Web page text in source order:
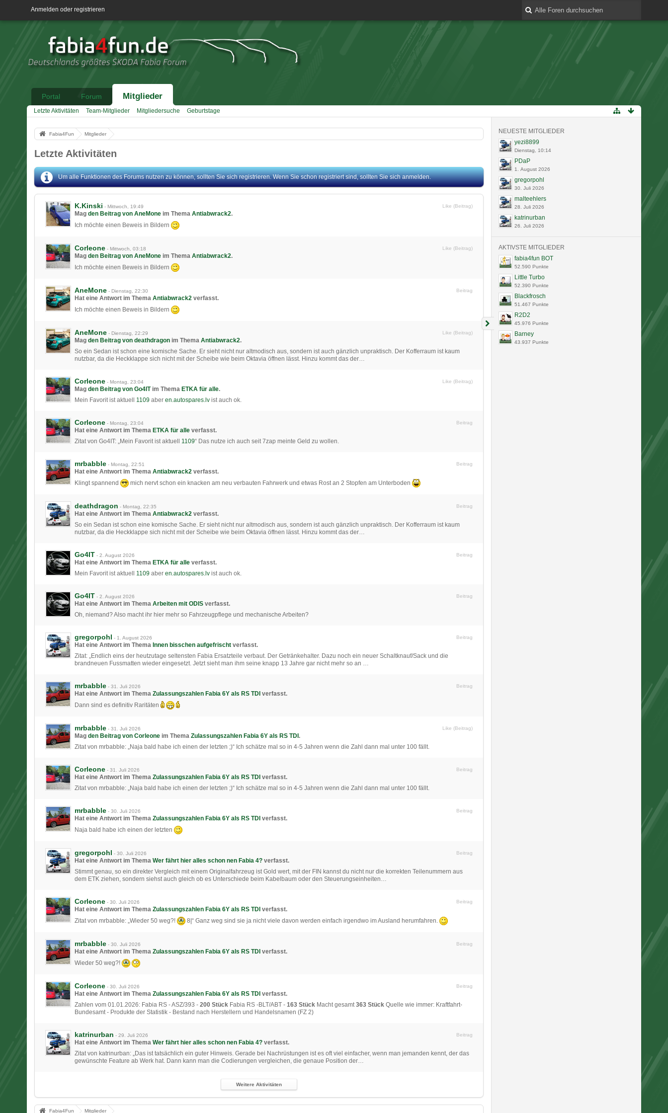
Anmelden oder registrieren
Portal Forum Mitglieder
Letzte Aktivitäten Team-Mitglieder Mitgliedersuche Geburtstage
Fabia4Fun Mitglieder
Letzte Aktivitäten
Um alle Funktionen des Forums nutzen zu können, sollten Sie sich registrieren. Wenn Sie schon registriert sind, sollten Sie sich anmelden.
K.Kinski - Mittwoch, 19:49
Mag den Beitrag von AneMoneim Thema Antiabwrack2.
Like (Beitrag)
Ich möchte einen Beweis in Bildern
Corleone- Mittwoch, 03:18
Mag den Beitrag von AneMoneim Thema Antiabwrack2.
Like (Beitrag)
Ich möchte einen Beweis in Bildern
AneMone- Dienstag, 22:30
Hat eine Antwort im Thema Antiabwrack2verfasst.
Beitrag
Ich möchte einen Beweis in Bildern
AneMone- Dienstag, 22:29
Mag den Beitrag von deathdragonim Thema Antiabwrack2.
Like (Beitrag)
So ein Sedan ist schon eine komische Sache. Er sieht nicht nur altmodisch aus, sondern ist auch gänzlich unpraktisch. Der Kofferraum ist kaum
nutzbar, da die Heckklappe sich nicht mit der Scheibe wie beim Oktavia öffnen lässt. Hinzu kommt das der…
Corleone- Montag, 23:04
Mag den Beitrag von Go4ITim Thema ETKA für alle.
Like (Beitrag)
Mein Favorit ist aktuell 1109 aber en.autospares.lvist auch ok.
Corleone- Montag, 23:04
Hat eine Antwort im Thema ETKA für alleverfasst.
Beitrag
Zitat von Go4IT: „Mein Favorit ist aktuell 1109“ Das nutze ich auch seit 7zap meinte Geld zu wollen.
mrbabble- Montag, 22:51
Hat eine Antwort im Thema Antiabwrack2verfasst.
Beitrag
Klingt spannend mich nervt schon ein knacken am neu verbauten Fahrwerk und etwas Rost an 2 Stopfen am Unterboden
deathdragon - Montag, 22:35
Hat eine Antwort im Thema Antiabwrack2verfasst.
Beitrag
So ein Sedan ist schon eine komische Sache. Er sieht nicht nur altmodisch aus, sondern ist auch gänzlich unpraktisch. Der Kofferraum ist kaum
nutzbar, da die Heckklappe sich nicht mit der Scheibe wie beim Oktavia öffnen lässt. Hinzu kommt das der…
Go4IT - 2. August 2026
Hat eine Antwort im Thema ETKA für alleverfasst.
Beitrag
Mein Favorit ist aktuell 1109 aber en.autospares.lvist auch ok.
Go4IT - 2. August 2026
Hat eine Antwort im Thema Arbeiten mit ODISverfasst.
Beitrag
Oh, niemand? Also macht ihr hier mehr so Fahrzeugpflege und mechanische Arbeiten?
gregorpohl - 1. August 2026
Hat eine Antwort im Thema Innen bisschen aufgefrischtverfasst.
Beitrag
Zitat: „​Endlich eins der heutzutage seltensten Fabia Ersatzteile verbaut. Der Getränkehalter. Dazu noch ein neuer Schaltknauf/Sack und die
brandneuen Fussmatten wieder eingesetzt. Jetzt sieht man ihm seine knapp 13 Jahre gar nicht mehr so an …
mrbabble- 31. Juli 2026
Hat eine Antwort im Thema Zulassungszahlen Fabia 6Y als RS TDIverfasst.
Beitrag
Dann sind es definitiv Raritäten
mrbabble- 31. Juli 2026
Mag den Beitrag von Corleoneim Thema Zulassungszahlen Fabia 6Y als RS TDI.
Like (Beitrag)
Zitat von mrbabble: „Naja bald habe ich einen der letzten ;)“ Ich schätze mal so in 4-5 Jahren wenn die Zahl dann mal unter 100 fällt.
Corleone- 31. Juli 2026
Hat eine Antwort im Thema Zulassungszahlen Fabia 6Y als RS TDIverfasst.
Beitrag
Zitat von mrbabble: „Naja bald habe ich einen der letzten ;)“ Ich schätze mal so in 4-5 Jahren wenn die Zahl dann mal unter 100 fällt.
mrbabble- 30. Juli 2026
Hat eine Antwort im Thema Zulassungszahlen Fabia 6Y als RS TDIverfasst.
Beitrag
Naja bald habe ich einen der letzten
gregorpohl - 30. Juli 2026
Hat eine Antwort im Thema Wer fährt hier alles schon nen Fabia 4?verfasst.
Beitrag
Stimmt genau, so ein direkter Vergleich mit einem Originalfahrzeug ist Gold wert, mit der FIN kannst du nicht nur die korrekten Teilenummern aus
dem ETK ziehen, sondern siehst auch gleich ob es Unterschiede beim Kabelbaum oder den Steuerungseinheiten…
Corleone- 30. Juli 2026
Hat eine Antwort im Thema Zulassungszahlen Fabia 6Y als RS TDIverfasst.
Beitrag
Zitat von mrbabble: „Wieder 50 weg?! 8|“ Ganz weg sind sie ja nicht viele davon werden einfach irgendwo im Ausland herumfahren.
mrbabble- 30. Juli 2026
Hat eine Antwort im Thema Zulassungszahlen Fabia 6Y als RS TDIverfasst.
Beitrag
Wieder 50 weg?!
Corleone- 30. Juli 2026
Hat eine Antwort im Thema Zulassungszahlen Fabia 6Y als RS TDIverfasst.
Beitrag
Zahlen vom 01.01.2026: Fabia RS - ASZ/393 -200 StückFabia RS -BLT/ABT - 163 StückMacht gesamt363 StückQuelle wie immer: Kraftfahrt-
Bundesamt - Produkte der Statistik - Bestand nach Herstellern und Handelsnamen (FZ 2)
katrinurban - 29. Juli 2026
Hat eine Antwort im Thema Wer fährt hier alles schon nen Fabia 4?verfasst.
Beitrag
Zitat von katrinurban: „Das ist tatsächlich ein guter Hinweis. Gerade bei Nachrüstungen ist es oft viel einfacher, wenn man jemanden kennt, der das
gewünschte Feature ab Werk hat. Dann kann man die Codierungen vergleichen, die genaue Position der…
Weitere Aktivitäten
Fabia4Fun Mitglieder
NEUESTE MITGLIEDER
yezi8899
Dienstag, 10:14
PDaP
1. August 2026
gregorpohl
30. Juli 2026
malteehlers
28. Juli 2026
katrinurban
26. Juli 2026
AKTIVSTE MITGLIEDER
fabia4fun BOT
52.590 Punkte
Little Turbo
52.390 Punkte
Blackfrosch
51.467 Punkte
R2D2
45.976 Punkte
Barney
43.937 Punkte